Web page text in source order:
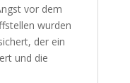
vor dem
wurden
der ein
und die